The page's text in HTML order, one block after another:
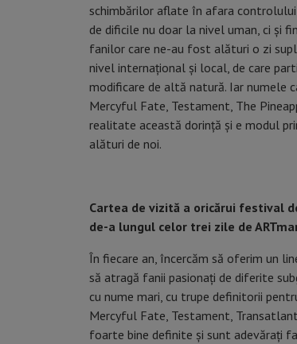
schimbărilor aflate în afara
de dificile nu doar la nivel uman, ci și
fanilor care ne-au fost alături o zi
nivel internațional și local, de care
modificare de altă natură. Iar numele
Mercyful Fate, Testament, The
realitate această dorință și e modul
alături de noi.
Cartea de vizită a oricărui festival
de-a lungul celor trei zile de
În fiecare an, încercăm să oferim un
să atragă fanii pasionați de diferite
cu nume mari, cu trupe definitorii
Mercyful Fate, Testament,
foarte bine definite și sunt adevărați